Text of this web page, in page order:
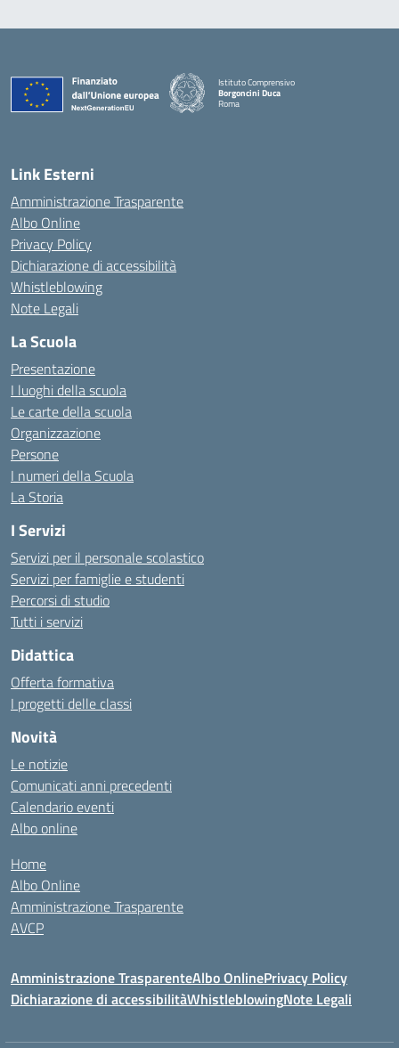
Istituto Comprensivo
Borgoncini Duca
Roma
Link Esterni
Amministrazione Trasparente
Albo Online
Privacy Policy
Dichiarazione di accessibilità
Whistleblowing
Note Legali
La Scuola
Presentazione
I luoghi della scuola
Le carte della scuola
Organizzazione
Persone
I numeri della Scuola
La Storia
I Servizi
Servizi per il personale scolastico
Servizi per famiglie e studenti
Percorsi di studio
Tutti i servizi
Didattica
Offerta formativa
I progetti delle classi
Novità
Le notizie
Comunicati anni precedenti
Calendario eventi
Albo online
Home
Albo Online
Amministrazione Trasparente
AVCP
Amministrazione TrasparenteAlbo OnlinePrivacy Policy
Dichiarazione di accessibilitàWhistleblowingNote Legali